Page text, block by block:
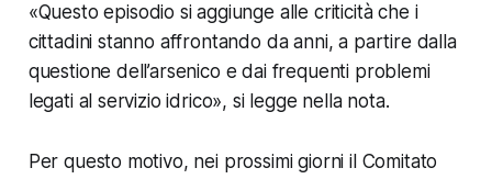
«Questo episodio si aggiunge alle criticità che i
cittadini stanno affrontando da anni, a partire dalla
questione dell’arsenico e dai frequenti problemi
legati al servizio idrico», si legge nella nota.
Per questo motivo, nei prossimi giorni il Comitato